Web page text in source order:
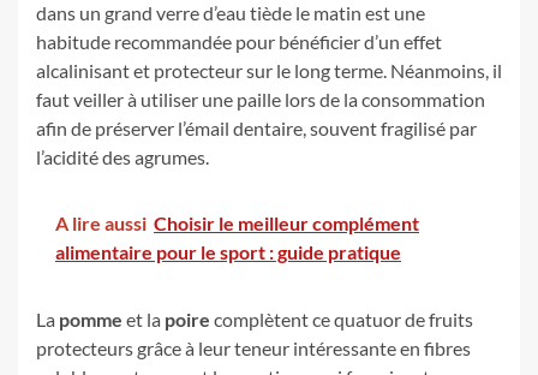
dans un grand verre d’eau tiède le matin est une
habitude recommandée pour bénéficier d’un effet
alcalinisant et protecteur sur le long terme. Néanmoins, il
faut veiller à utiliser une paille lors de la consommation
afin de préserver l’émail dentaire, souvent fragilisé par
l’acidité des agrumes.
A lire aussi Choisir le meilleur complément
alimentaire pour le sport : guide pratique
La pomme et la poire complètent ce quatuor de fruits
protecteurs grâce à leur teneur intéressante en fibres